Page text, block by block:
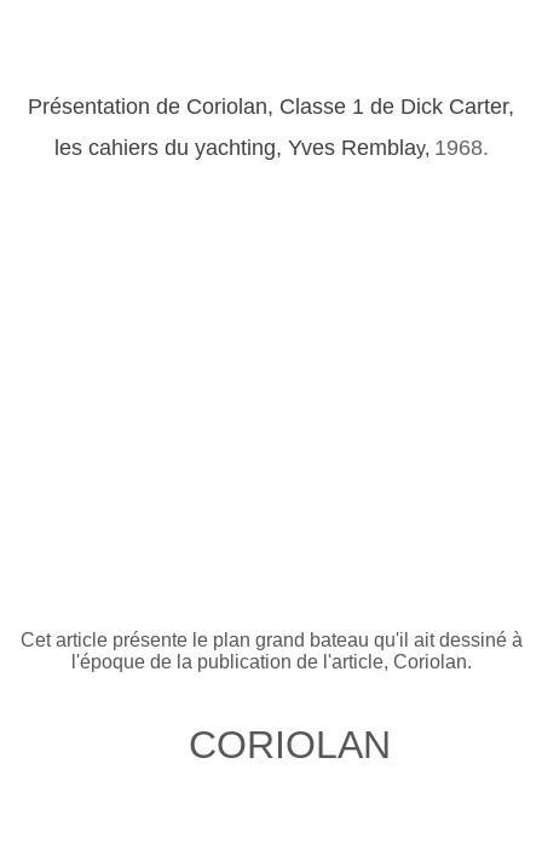
Présentation de Coriolan, Classe 1 de Dick Carter,
les cahiers du yachting, Yves Remblay, 1968.
Cet article présente le plan grand bateau qu'il ait dessiné à
l'époque de la publication de l'article, Coriolan.
CORIOLAN